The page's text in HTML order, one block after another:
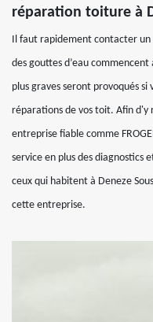
réparation toiture à
Il faut rapidement contacter un
des gouttes d’eau
plus graves seront provoqués
réparations de vos toit. Afin d'y
entreprise fiable comme
service en plus des diagnostics
ceux qui habitent à Deneze
cette entreprise.